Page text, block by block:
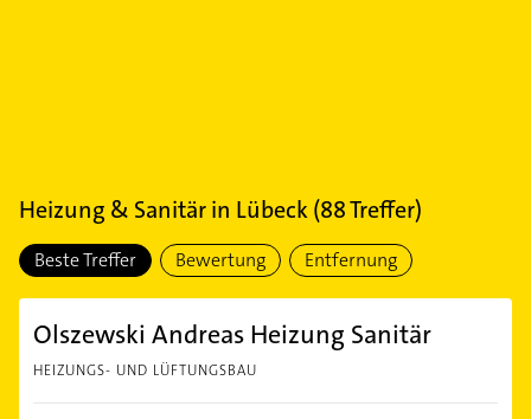
Heizung & Sanitärin Lübeck(88Treffer)
Beste Treffer Bewertung Entfernung
Olszewski Andreas Heizung Sanitär
HEIZUNGS- UND LÜFTUNGSBAU